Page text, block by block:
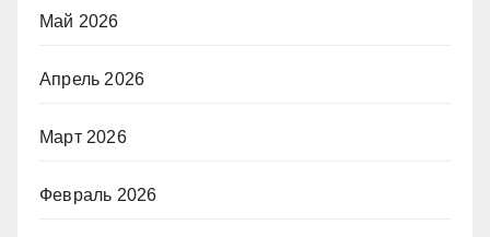
Май 2026
Апрель 2026
Март 2026
Февраль 2026